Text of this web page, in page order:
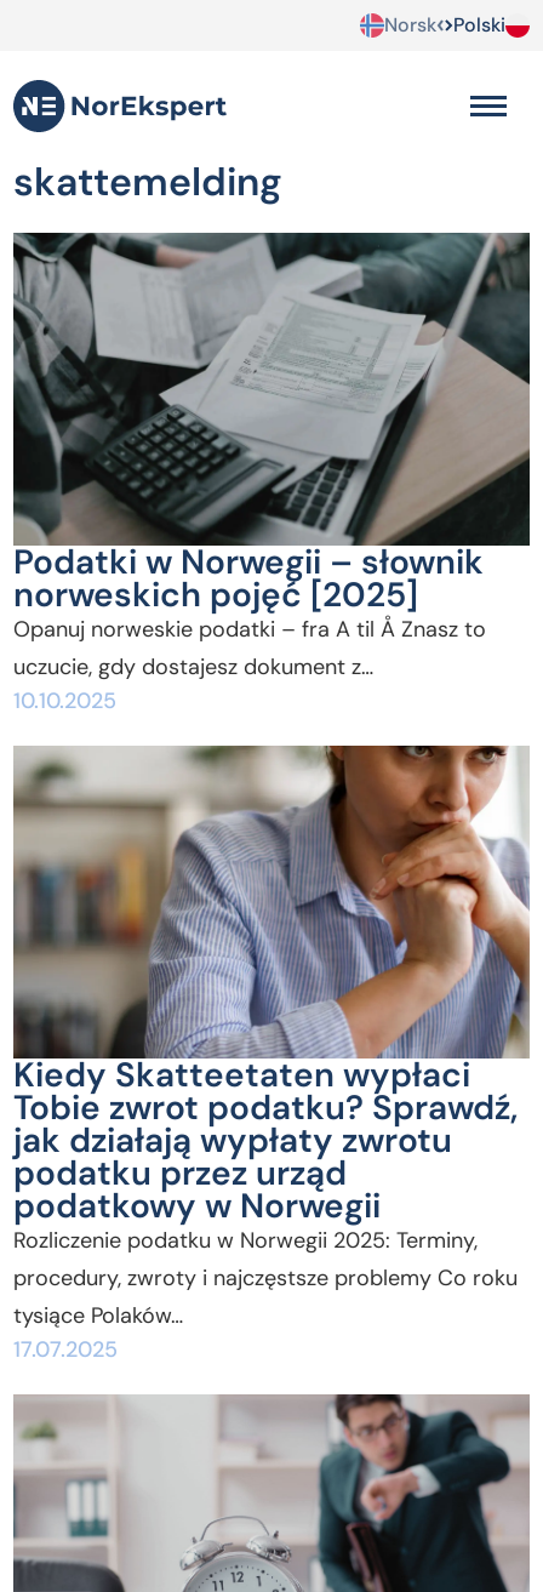
Norsk Polski
skattemelding
Podatki w Norwegii – słownik
norweskich pojęć [2025]
Opanuj norweskie podatki – fra A til Å Znasz to
uczucie, gdy dostajesz dokument z…
10.10.2025
Kiedy Skatteetaten wypłaci
Tobie zwrot podatku? Sprawdź,
jak działają wypłaty zwrotu
podatku przez urząd
podatkowy w Norwegii
Rozliczenie podatku w Norwegii 2025: Terminy,
procedury, zwroty i najczęstsze problemy Co roku
tysiące Polaków…
17.07.2025